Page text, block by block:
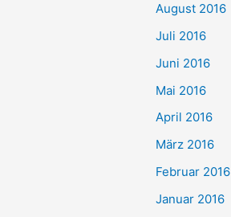
August 2016
Juli 2016
Juni 2016
Mai 2016
April 2016
März 2016
Februar 2016
Januar 2016